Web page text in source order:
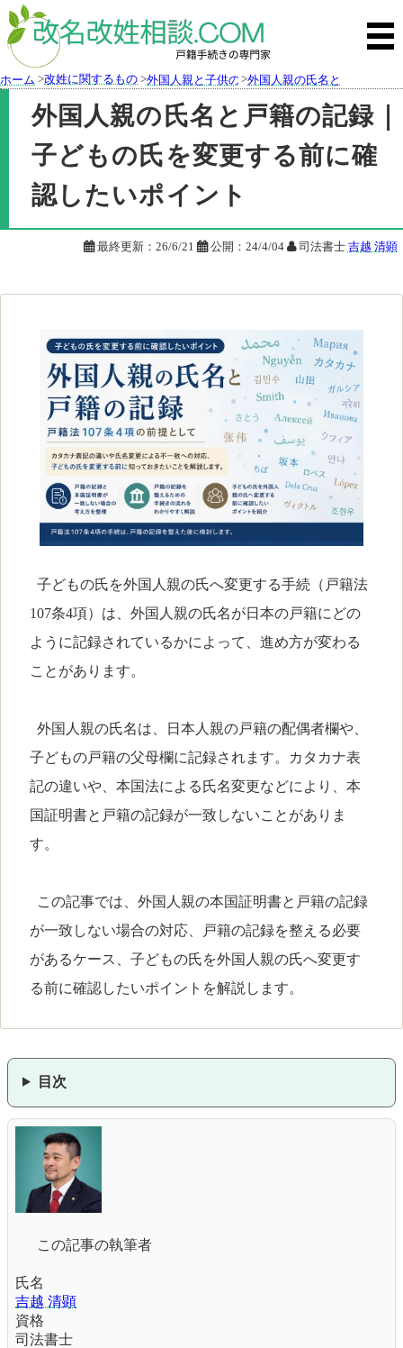
ホーム >改姓に関するもの >外国人親と子供の氏に関するもの
>外国人親の氏名と戸籍の記
外国人親の氏名と戸籍の記録｜
子どもの氏を変更する前に確
認したいポイント
 最終更新： 26/6/21  公開： 24/4/04 司法書士 吉越 清顕
子どもの氏を外国人親の氏へ変更する手続（戸籍法
107条4項）は、外国人親の氏名が日本の戸籍にどの
ように記録されているかによって、進め方が変わる
ことがあります。
外国人親の氏名は、日本人親の戸籍の配偶者欄や、
子どもの戸籍の父母欄に記録されます。カタカナ表
記の違いや、本国法による氏名変更などにより、本
国証明書と戸籍の記録が一致しないことがありま
す。
この記事では、外国人親の本国証明書と戸籍の記録
が一致しない場合の対応、戸籍の記録を整える必要
があるケース、子どもの氏を外国人親の氏へ変更す
る前に確認したいポイントを解説します。
目次
この記事の執筆者
氏名
吉越 清顕
資格
司法書士